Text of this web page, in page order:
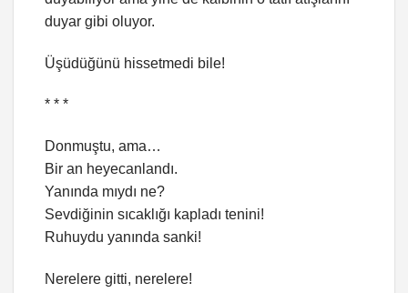
duyar gibi oluyor.
Üşüdüğünü hissetmedi bile!
* * *
Donmuştu, ama…
Bir an heyecanlandı.
Yanında mıydı ne?
Sevdiğinin sıcaklığı kapladı tenini!
Ruhuydu yanında sanki!
Nerelere gitti, nerelere!